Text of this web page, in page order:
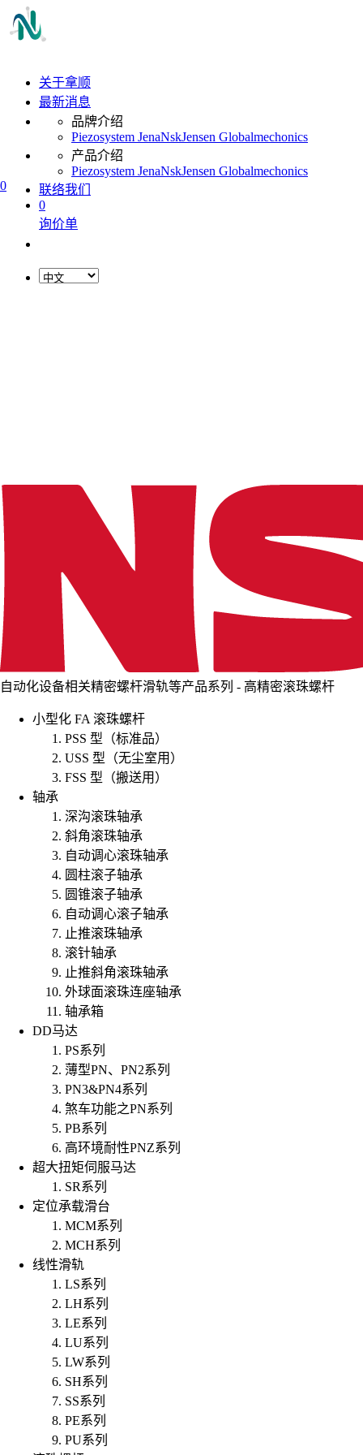
0
关于拿顺
最新消息
品牌介绍
Piezosystem JenaNskJensen Globalmechonics
产品介绍
Piezosystem JenaNskJensen Globalmechonics
联络我们
0
询价单
自动化设备相关精密螺杆滑轨等产品系列 - 高精密滚珠螺杆
小型化 FA 滚珠螺杆
PSS 型（标准品）
USS 型（无尘室用）
FSS 型（搬送用）
轴承
深沟滚珠轴承
斜角滚珠轴承
自动调心滚珠轴承
圆柱滚子轴承
圆锥滚子轴承
自动调心滚子轴承
止推滚珠轴承
滚针轴承
止推斜角滚珠轴承
外球面滚珠连座轴承
轴承箱
DD马达
PS系列
薄型PN、PN2系列
PN3&PN4系列
煞车功能之PN系列
PB系列
高环境耐性PNZ系列
超大扭矩伺服马达
SR系列
定位承载滑台
MCM系列
MCH系列
线性滑轨
LS系列
LH系列
LE系列
LU系列
LW系列
SH系列
SS系列
PE系列
PU系列